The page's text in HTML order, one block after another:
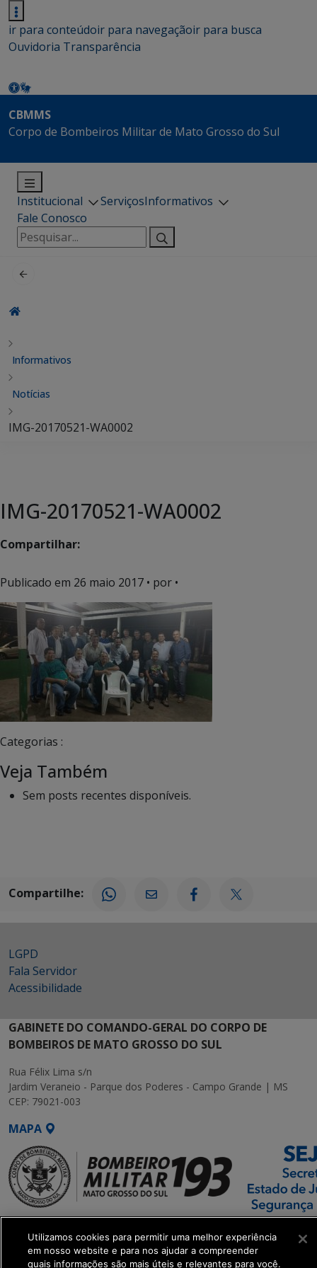
ir para conteúdoir para navegaçãoir para busca
Ouvidoria Transparência
CBMMS
Corpo de Bombeiros Militar de Mato Grosso do Sul
Institucional ServiçosInformativos
Fale Conosco
Pesquisar
por:
Informativos
Notícias
IMG-20170521-WA0002
IMG-20170521-WA0002
Compartilhar:
Publicado em 26 maio 2017 • por •
Categorias :
Veja Também
Sem posts recentes disponíveis.
Compartilhe:
LGPD
Fala Servidor
Acessibilidade
GABINETE DO COMANDO-GERAL DO CORPO DE
BOMBEIROS DE MATO GROSSO DO SUL
Rua Félix Lima s/n
Jardim Veraneio - Parque dos Poderes - Campo Grande | MS
CEP: 79021-003
MAPA
SETDIG | Secretaria-
Executiva de
Transformação Digital
Utilizamos cookies para permitir uma melhor experiência
em nosso website e para nos ajudar a compreender
quais informações são mais úteis e relevantes para você.